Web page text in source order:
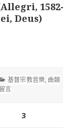
Deus)
格利(Allegri,
分
類
基督宗教音樂, 曲類
言在 複合唱｜阿雷
3